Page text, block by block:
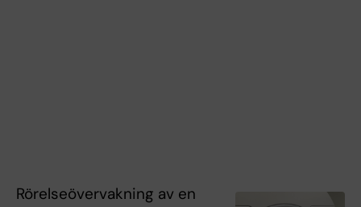
Rörelseövervakning av en